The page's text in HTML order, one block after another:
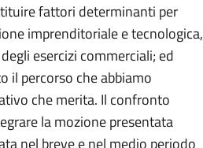
fattori determinanti per
imprenditoriale e tecnologica,
esercizi commerciali; ed
il percorso che abbiamo
che merita. Il confronto
la mozione presentata
nel breve e nel medio periodo